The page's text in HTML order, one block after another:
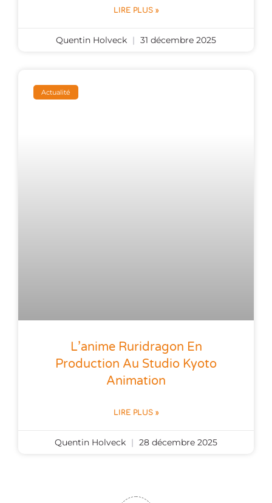
LIRE PLUS »
Quentin Holveck 31 décembre 2025
Actualité
L’anime Ruridragon En
Production Au Studio Kyoto
Animation
LIRE PLUS »
Quentin Holveck 28 décembre 2025